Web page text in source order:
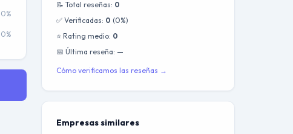
0%
0%
📝 Total reseñas: 0
✅ Verificadas: 0 (0%)
⭐ Rating medio: 0
📅 Última reseña: —
Cómo verificamos las reseñas →
Empresas similares